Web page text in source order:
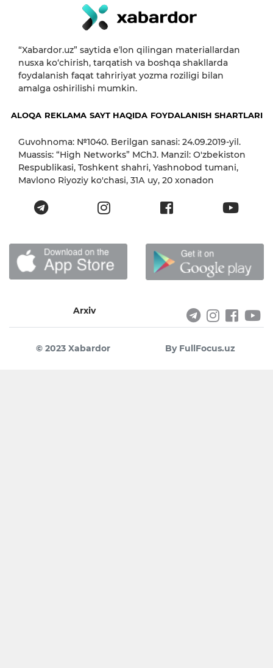
“Xabardor.uz” saytida eʼlon qilingan materiallardan
nusxa ko‘chirish, tarqatish va boshqa shakllarda
foydalanish faqat tahririyat yozma roziligi bilan
amalga oshirilishi mumkin.
ALOQA REKLAMA SAYT HAQIDA FOYDALANISH SHARTLARI
Guvohnoma: №1040. Berilgan sanasi: 24.09.2019-yil.
Muassis: “High Networks” MChJ. Manzil: O'zbekiston
Respublikasi, Toshkent shahri, Yashnobod tumani,
Mavlono Riyoziy ko'chasi, 31А uy, 20 xonadon
Arxiv
© 2023 Xabardor By FullFocus.uz